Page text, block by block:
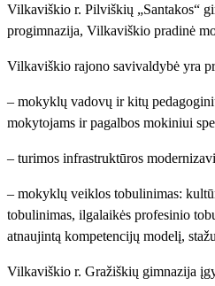
Vilkaviškio r. Pilviškių „Santakos“
progimnazija, Vilkaviškio pradinė
Vilkaviškio rajono savivaldybė yra
– mokyklų vadovų ir kitų
mokytojams ir pagalbos mokiniui
– turimos infrastruktūros
– mokyklų veiklos tobulinimas:
tobulinimas, ilgalaikės profesinio
atnaujintą kompetencijų modelį,
Vilkaviškio r. Gražiškių gimnazija